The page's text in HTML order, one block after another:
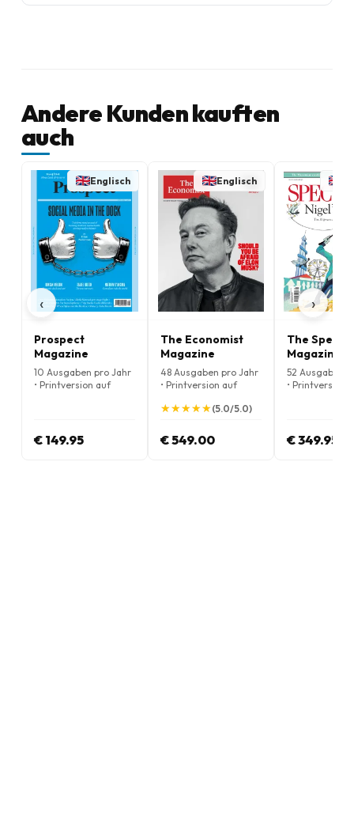
Andere Kunden kauften
auch
‹
Englisch
Prospect
Magazine
10 Ausgaben pro Jahr
• Printversion auf
€ 149.95
Englisch
The Economist
Magazine
48 Ausgaben pro Jahr
• Printversion auf
★
★★
★★
★★
★★
★(5.0/5.0)
€ 549.00
The
Magazine
52 Ausgaben
• Printversion
€ 349.95
›